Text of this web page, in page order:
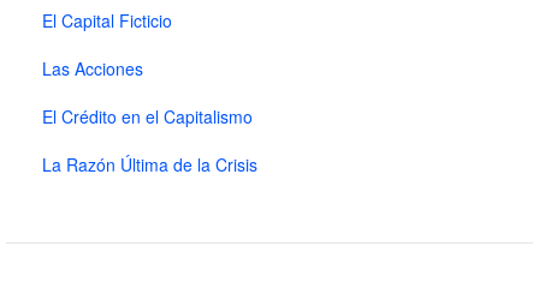
El Capital Ficticio
Las Acciones
El Crédito en el Capitalismo
La Razón Última de la Crisis